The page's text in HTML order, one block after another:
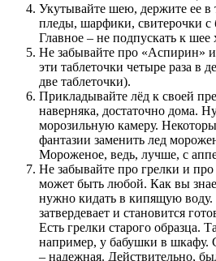
Укутывайте шею, держите ее в
пледы, шарфики, свитерочки
Главное – не подпускать к шее
Не забывайте про «Аспирин»
эти таблеточки четыре раза в
две таблеточки).
Прикладывайте лёд к своей
наверняка, достаточно дома.
морозильную камеру.
фантазии заменить лед
Мороженое, ведь, лучше, с
Не забывайте про грелки и
может быть любой. Как вы
нужно кидать в кипящую воду.
затвердевает и становится
Есть грелки старого образца.
например, у бабушки в шкафу.
– надежная. Действительно,